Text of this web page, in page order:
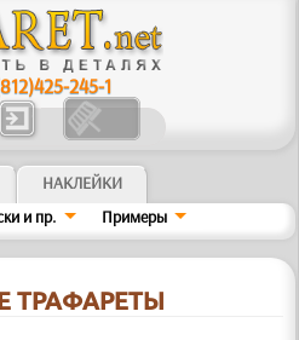
245-1
НАКЛЕЙКИ
и пр. Примеры
ТРАФАРЕТЫ